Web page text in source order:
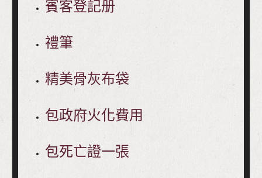
賓客登記册
禮筆
精美骨灰布袋
包政府火化費用
包死亡證一張